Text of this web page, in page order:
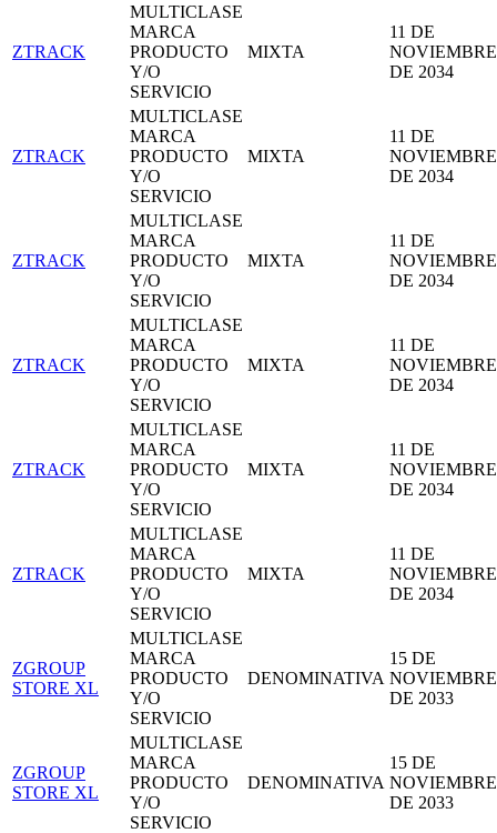
ZTRACK
MULTICLASE
MARCA
PRODUCTO
Y/O
SERVICIO
MIXTA
11 DE
NOVIEMBRE
DE 2034
ZTRACK
MULTICLASE
MARCA
PRODUCTO
Y/O
SERVICIO
MIXTA
11 DE
NOVIEMBRE
DE 2034
ZTRACK
MULTICLASE
MARCA
PRODUCTO
Y/O
SERVICIO
MIXTA
11 DE
NOVIEMBRE
DE 2034
ZTRACK
MULTICLASE
MARCA
PRODUCTO
Y/O
SERVICIO
MIXTA
11 DE
NOVIEMBRE
DE 2034
ZTRACK
MULTICLASE
MARCA
PRODUCTO
Y/O
SERVICIO
MIXTA
11 DE
NOVIEMBRE
DE 2034
ZTRACK
MULTICLASE
MARCA
PRODUCTO
Y/O
SERVICIO
MIXTA
11 DE
NOVIEMBRE
DE 2034
ZGROUP
STORE XL
MULTICLASE
MARCA
PRODUCTO
Y/O
SERVICIO
DENOMINATIVA
15 DE
NOVIEMBRE
DE 2033
ZGROUP
STORE XL
MULTICLASE
MARCA
PRODUCTO
Y/O
SERVICIO
DENOMINATIVA
15 DE
NOVIEMBRE
DE 2033